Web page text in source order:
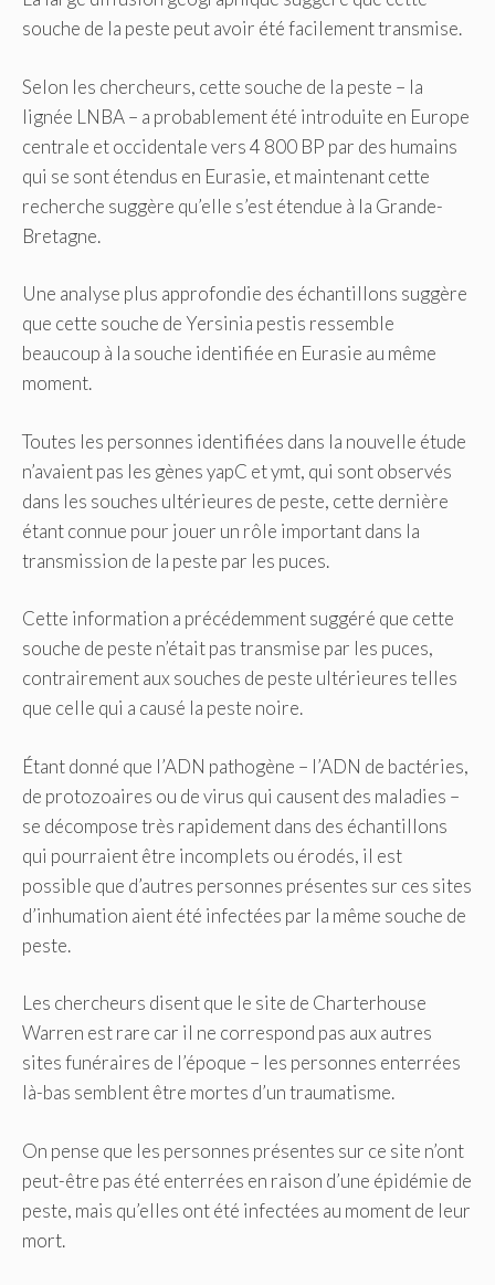
souche de la peste peut avoir été facilement transmise.
Selon les chercheurs, cette souche de la peste – la
lignée LNBA – a probablement été introduite en Europe
centrale et occidentale vers 4 800 BP par des humains
qui se sont étendus en Eurasie, et maintenant cette
recherche suggère qu’elle s’est étendue à la Grande-
Bretagne.
Une analyse plus approfondie des échantillons suggère
que cette souche de Yersinia pestis ressemble
beaucoup à la souche identifiée en Eurasie au même
moment.
Toutes les personnes identifiées dans la nouvelle étude
n’avaient pas les gènes yapC et ymt, qui sont observés
dans les souches ultérieures de peste, cette dernière
étant connue pour jouer un rôle important dans la
transmission de la peste par les puces.
Cette information a précédemment suggéré que cette
souche de peste n’était pas transmise par les puces,
contrairement aux souches de peste ultérieures telles
que celle qui a causé la peste noire.
Étant donné que l’ADN pathogène – l’ADN de bactéries,
de protozoaires ou de virus qui causent des maladies –
se décompose très rapidement dans des échantillons
qui pourraient être incomplets ou érodés, il est
possible que d’autres personnes présentes sur ces sites
d’inhumation aient été infectées par la même souche de
peste.
Les chercheurs disent que le site de Charterhouse
Warren est rare car il ne correspond pas aux autres
sites funéraires de l’époque – les personnes enterrées
là-bas semblent être mortes d’un traumatisme.
On pense que les personnes présentes sur ce site n’ont
peut-être pas été enterrées en raison d’une épidémie de
peste, mais qu’elles ont été infectées au moment de leur
mort.